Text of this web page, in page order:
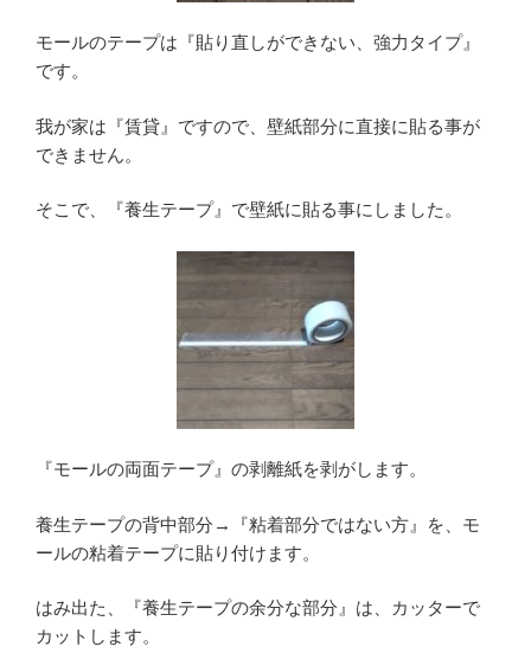
モールのテープは『貼り直しができない、強力タイプ』
です。
我が家は『賃貸』ですので、壁紙部分に直接に貼る事が
できません。
そこで、『養生テープ』で壁紙に貼る事にしました。
『モールの両面テープ』の剥離紙を剥がします。
養生テープの背中部分→『粘着部分ではない方』を、モ
ールの粘着テープに貼り付けます。
はみ出た、『養生テープの余分な部分』は、カッターで
カットします。